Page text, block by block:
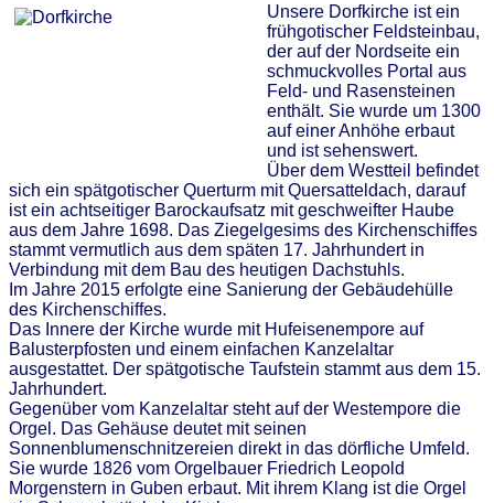
Unsere Dorfkirche ist ein
frühgotischer Feldsteinbau,
der auf der Nordseite ein
schmuckvolles Portal aus
Feld- und Rasensteinen
enthält. Sie wurde um 1300
auf einer Anhöhe erbaut
und ist sehenswert.
Über dem Westteil befindet
sich ein spätgotischer Querturm mit Quersatteldach, darauf
ist ein achtseitiger Barockaufsatz mit geschweifter Haube
aus dem Jahre 1698. Das Ziegelgesims des Kirchenschiffes
stammt vermutlich aus dem späten 17. Jahrhundert in
Verbindung mit dem Bau des heutigen Dachstuhls.
Im Jahre 2015 erfolgte eine Sanierung der Gebäudehülle
des Kirchenschiffes.
Das Innere der Kirche wurde mit Hufeisenempore auf
Balusterpfosten und einem einfachen Kanzelaltar
ausgestattet. Der spätgotische Taufstein stammt aus dem 15.
Jahrhundert.
Gegenüber vom Kanzelaltar steht auf der Westempore die
Orgel. Das Gehäuse deutet mit seinen
Sonnenblumenschnitzereien direkt in das dörfliche Umfeld.
Sie wurde 1826 vom Orgelbauer Friedrich Leopold
Morgenstern in Guben erbaut. Mit ihrem Klang ist die Orgel